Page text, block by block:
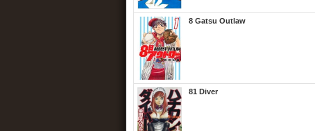
8 Gatsu Outlaw
81 Diver